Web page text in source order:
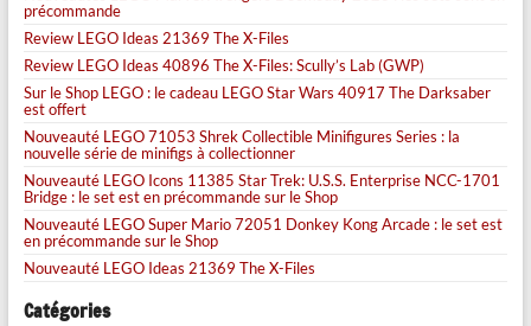
précommande
Review LEGO Ideas 21369 The X-Files
Review LEGO Ideas 40896 The X-Files: Scully’s Lab (GWP)
Sur le Shop LEGO : le cadeau LEGO Star Wars 40917 The Darksaber
est offert
Nouveauté LEGO 71053 Shrek Collectible Minifigures Series : la
nouvelle série de minifigs à collectionner
Nouveauté LEGO Icons 11385 Star Trek: U.S.S. Enterprise NCC-1701
Bridge : le set est en précommande sur le Shop
Nouveauté LEGO Super Mario 72051 Donkey Kong Arcade : le set est
en précommande sur le Shop
Nouveauté LEGO Ideas 21369 The X-Files
Catégories